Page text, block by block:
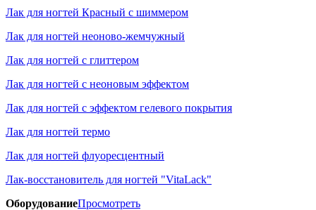
Лак для ногтей Красный с шиммером
Лак для ногтей неоново-жемчужный
Лак для ногтей с глиттером
Лак для ногтей с неоновым эффектом
Лак для ногтей с эффектом гелевого покрытия
Лак для ногтей термо
Лак для ногтей флуоресцентный
Лак-восстановитель для ногтей "VitaLack"
ОборудованиеПросмотреть